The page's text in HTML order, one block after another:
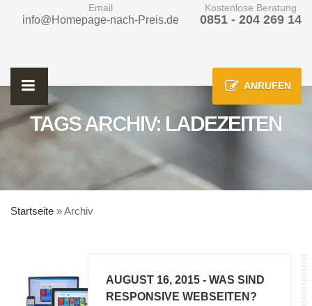
Email
info@Homepage-nach-Preis.de
Kostenlose Beratung
0851 - 204 269 14
ANRUFEN
TAGS ARCHIV: LADEZEITEN
Startseite »Archiv
AUGUST 16, 2015 - WAS SIND
RESPONSIVE WEBSEITEN?